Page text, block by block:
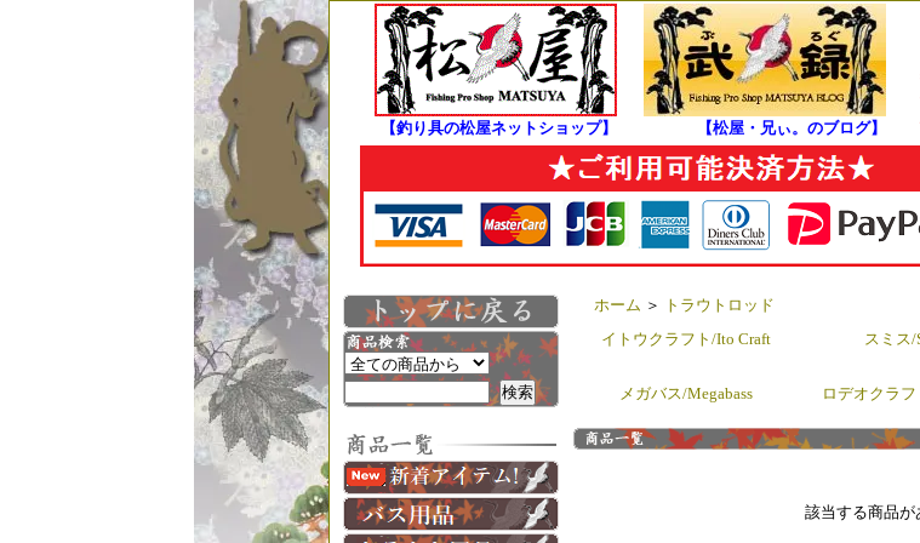
【釣り具の松屋ネットショップ】 【松屋・兄ぃ。のブログ】
※
基
全
何
ホーム ＞
トラウトロッド
イトウクラフト/Ito Craft
スミス/
メガバス/Megabass ロデオクラ
該当する商品が